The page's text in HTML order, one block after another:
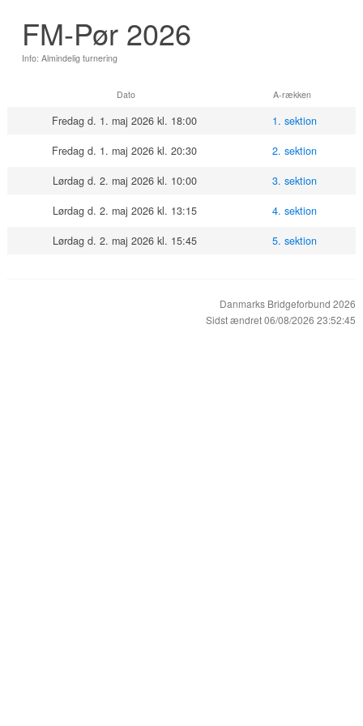
FM-Pør 2026
Info: Almindelig turnering
Dato A-rækken
Fredag d. 1. maj 2026 kl. 18:00 1. sektion
Fredag d. 1. maj 2026 kl. 20:30 2. sektion
Lørdag d. 2. maj 2026 kl. 10:00 3. sektion
Lørdag d. 2. maj 2026 kl. 13:15 4. sektion
Lørdag d. 2. maj 2026 kl. 15:45 5. sektion
Danmarks Bridgeforbund 2026
Sidst ændret 06/08/2026 23:52:45